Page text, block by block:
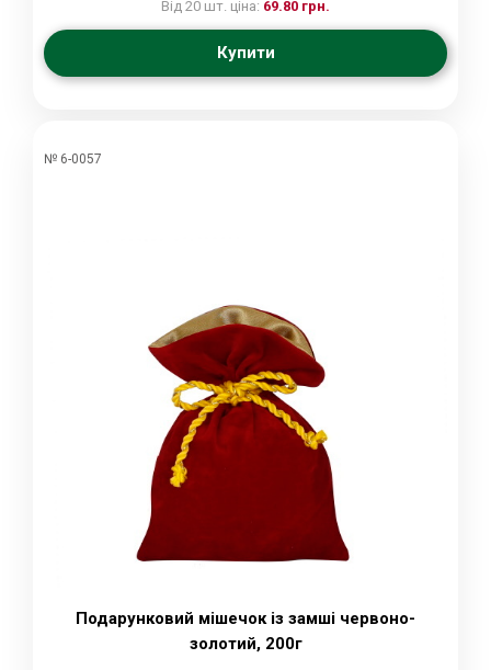
Від 20 шт. ціна: 69.80 грн.
Купити
№ 6-0057
Подарунковий мішечок із замші червоно-
золотий, 200г